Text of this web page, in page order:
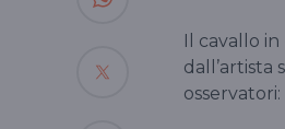
Il cavallo
dall’artista